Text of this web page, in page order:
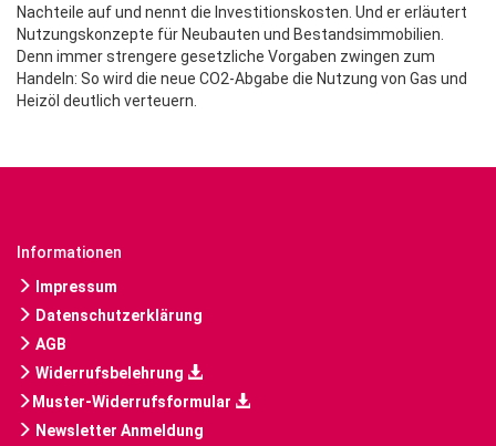
Nachteile auf und nennt die Investitionskosten. Und er erläutert
Nutzungskonzepte für Neubauten und Bestandsimmobilien.
Denn immer strengere gesetzliche Vorgaben zwingen zum
Handeln: So wird die neue CO2-Abgabe die Nutzung von Gas und
Heizöl deutlich verteuern.
Informationen
Impressum
Datenschutzerklärung
AGB
Widerrufsbelehrung
Muster-Widerrufsformular
Newsletter Anmeldung